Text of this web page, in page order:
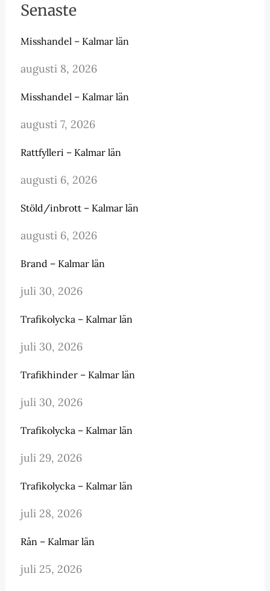
Senaste
Misshandel – Kalmar län
augusti 8, 2026
Misshandel – Kalmar län
augusti 7, 2026
Rattfylleri – Kalmar län
augusti 6, 2026
Stöld/inbrott – Kalmar län
augusti 6, 2026
Brand – Kalmar län
juli 30, 2026
Trafikolycka – Kalmar län
juli 30, 2026
Trafikhinder – Kalmar län
juli 30, 2026
Trafikolycka – Kalmar län
juli 29, 2026
Trafikolycka – Kalmar län
juli 28, 2026
Rån – Kalmar län
juli 25, 2026